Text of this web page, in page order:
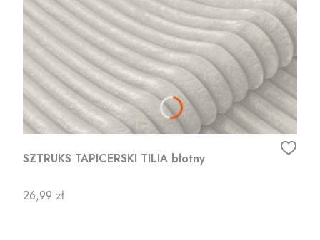
SZTRUKS TAPICERSKI TILIA błotny
Cena
26,99 zł